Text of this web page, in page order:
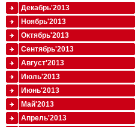
Декабрь'2013
Ноябрь'2013
Октябрь'2013
Сентябрь'2013
Август'2013
Июль'2013
Июнь'2013
Май'2013
Апрель'2013